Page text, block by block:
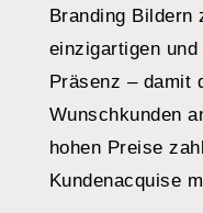
Branding Bildern
einzigartigen
Präsenz – damit
Wunschkunden
hohen Preise
Kundenacquise